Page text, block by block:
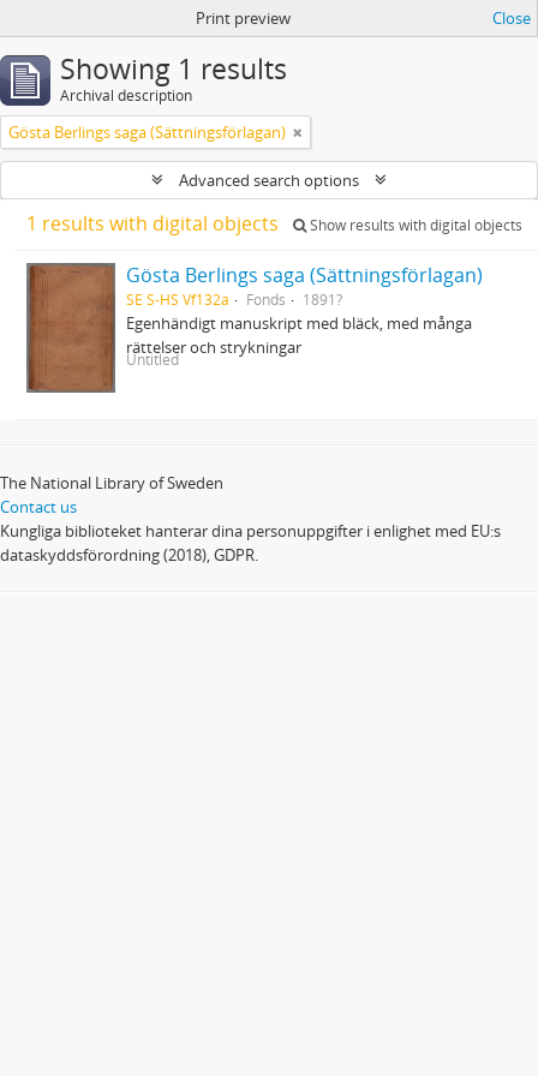
Print preview Close
Showing 1 results
Archival description
Gösta Berlings saga (Sättningsförlagan)
Advanced search options
1 results with digital objects Show results with digital objects
Gösta Berlings saga (Sättningsförlagan)
SE S-HS Vf132a Fonds 1891?
Egenhändigt manuskript med bläck, med många
rättelser och strykningar
Untitled
The National Library of Sweden
Contact us
Kungliga biblioteket hanterar dina personuppgifter i enlighet med EU:s
dataskyddsförordning (2018), GDPR.